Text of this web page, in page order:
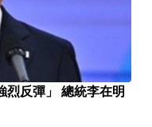
烈反彈」 總統李在明